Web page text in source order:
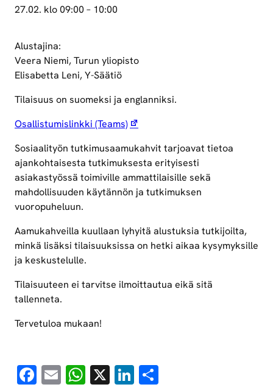
27.02. klo 09:00 – 10:00
Alustajina:
Veera Niemi, Turun yliopisto
Elisabetta Leni, Y-Säätiö
Tilaisuus on suomeksi ja englanniksi.
Osallistumislinkki (Teams)
Sosiaalityön tutkimusaamukahvit tarjoavat tietoa
ajankohtaisesta tutkimuksesta erityisesti
asiakastyössä toimiville ammattilaisille sekä
mahdollisuuden käytännön ja tutkimuksen
vuoropuheluun.
Aamukahveilla kuullaan lyhyitä alustuksia tutkijoilta,
minkä lisäksi tilaisuuksissa on hetki aikaa kysymyksille
ja keskustelulle.
Tilaisuuteen ei tarvitse ilmoittautua eikä sitä
tallenneta.
Tervetuloa mukaan!
Facebook
EmailWhatsApp
X LinkedIn